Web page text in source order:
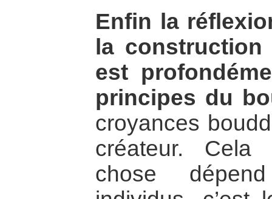
Enfin la
la
est
principes du
croyances
créateur. Cela
chose